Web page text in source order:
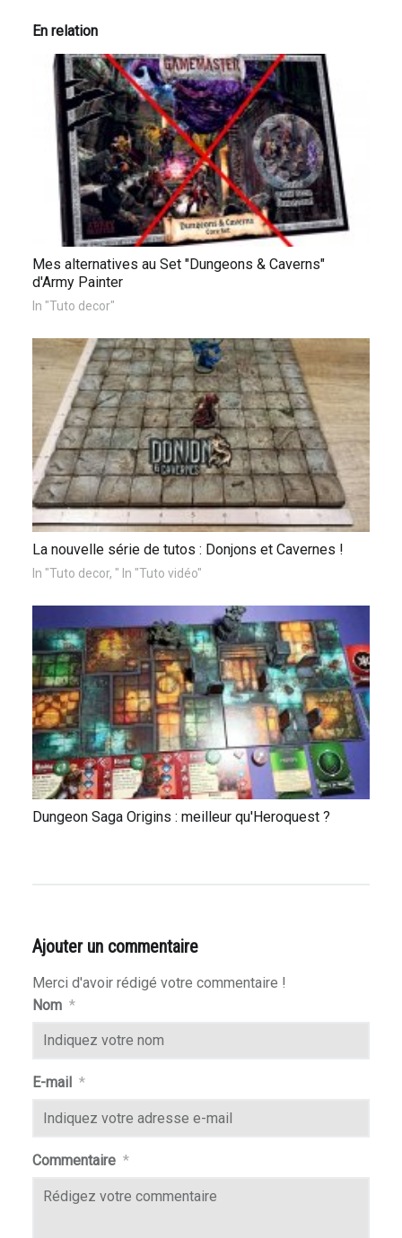
En relation
Mes alternatives au Set "Dungeons & Caverns"
d'Army Painter
In "Tuto decor"
La nouvelle série de tutos : Donjons et Cavernes !
In "Tuto decor, " In "Tuto vidéo"
Dungeon Saga Origins : meilleur qu'Heroquest ?
Ajouter un commentaire
Merci d'avoir rédigé votre commentaire !
Nom *
E-mail *
Commentaire *